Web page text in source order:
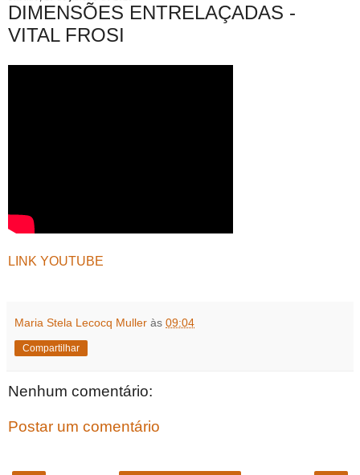
DIMENSÕES ENTRELAÇADAS -
VITAL FROSI
LINK YOUTUBE
Maria Stela Lecocq Muller às 09:04
Compartilhar
Nenhum comentário:
Postar um comentário